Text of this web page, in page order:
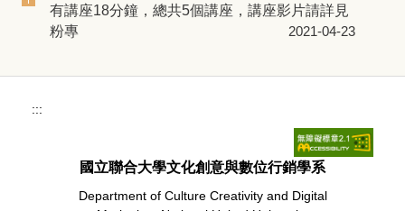
有講座18分鐘，總共5個講座，講座影片請詳見
粉專
2021-04-23
:::
國立聯合大學文化創意與數位行銷學系
Department of Culture Creativity and Digital